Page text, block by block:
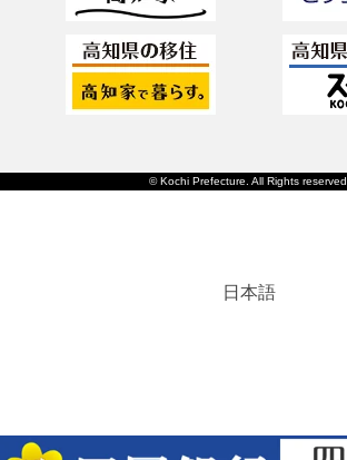
© Kochi Prefecture. All Rights reserved.
日本語